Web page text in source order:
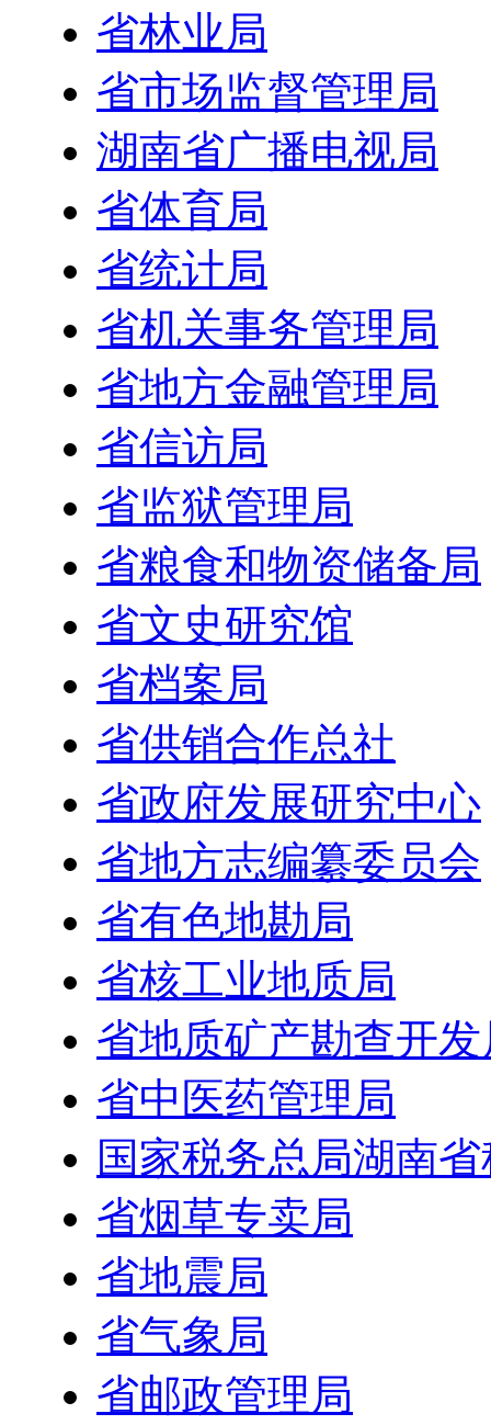
省林业局
省市场监督管理局
湖南省广播电视局
省体育局
省统计局
省机关事务管理局
省地方金融管理局
省信访局
省监狱管理局
省粮食和物资储备局
省文史研究馆
省档案局
省供销合作总社
省政府发展研究中心
省地方志编纂委员会
省有色地勘局
省核工业地质局
省地质矿产勘查开发
省中医药管理局
国家税务总局湖南
省烟草专卖局
省地震局
省气象局
省邮政管理局